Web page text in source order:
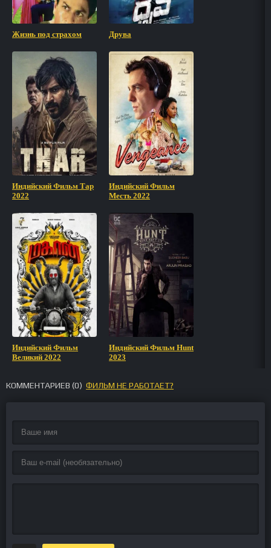
Жизнь под страхом Друва
Индийский Фильм Тар
2022
Индийский Фильм
Месть 2022
Индийский Фильм
Великий 2022
Индийский Фильм Hunt
2023
КОММЕНТАРИЕВ (0) ФИЛЬМ НЕ РАБОТАЕТ?